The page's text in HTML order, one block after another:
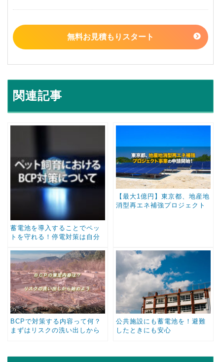
無料お見積もりスタート
関連記事
蓄電池を導入することでペッ
トを守れる！停電対策は自分
【最大1億円】東京都、地産地
消型再エネ補強プロジェクト
BCPで対策する内容って何？
まずはリスクの洗い出しから
公共施設にも蓄電池を！避難
したときにも安心